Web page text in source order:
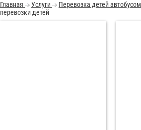
Главная Услуги Перевозка детей автобусом
перевозки детей